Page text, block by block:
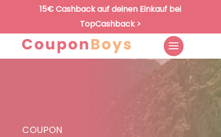
15€ Cashback auf deinen Einkauf bei
TopCashback >
COUPON